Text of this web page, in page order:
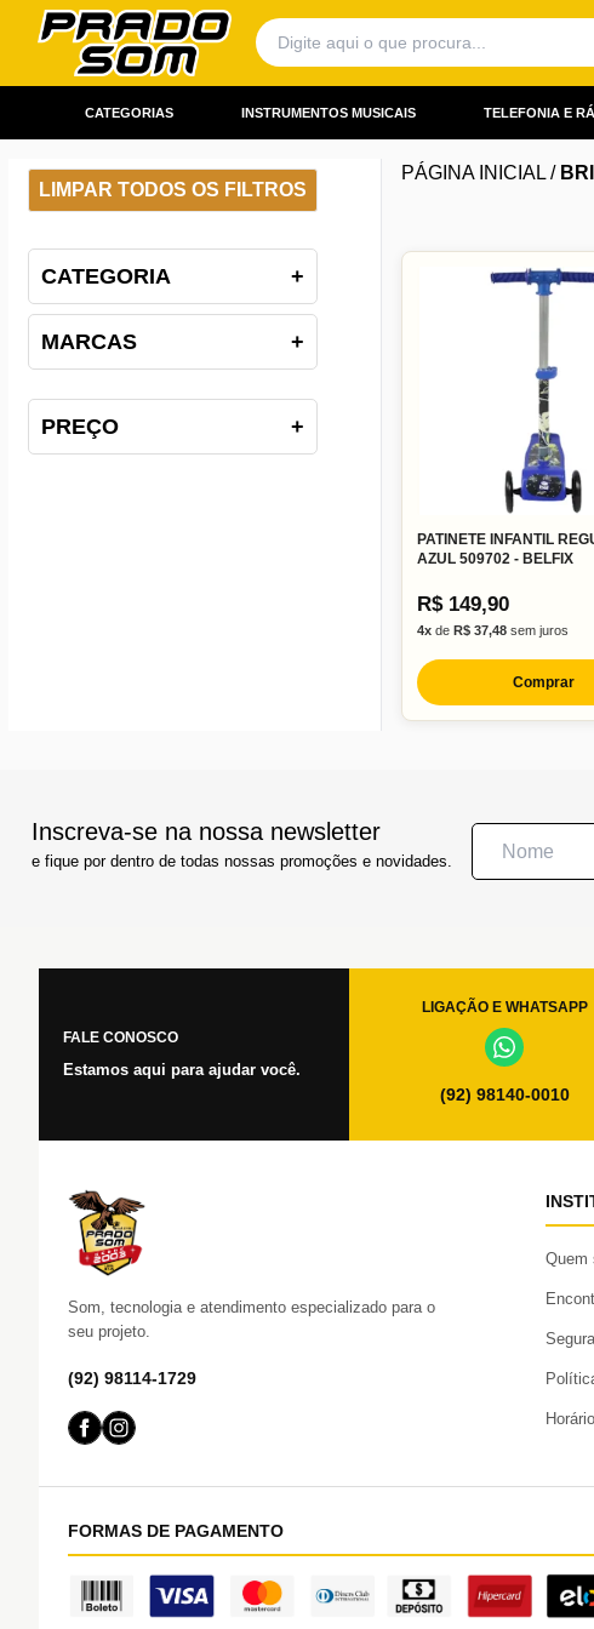
CATEGORIAS INSTRUMENTOS MUSICAIS TELEFONIA E
LIMPAR TODOS OS FILTROS
CATEGORIA +
MARCAS +
PREÇO +
PÁGINA INICIAL /
PATINETE INFANTIL
AZUL 509702 - BELFIX
R$ 149,90
4x de R$ 37,48 sem juros
Comprar
Inscreva-se na nossa newsletter
e fique por dentro de todas nossas promoções e novidades.
FALE CONOSCO
Estamos aqui para ajudar você.
LIGAÇÃO E WHATSAPP
(92) 98140-0010
Som, tecnologia e atendimento especializado para o
seu projeto.
(92) 98114-1729
Quem
FORMAS DE PAGAMENTO